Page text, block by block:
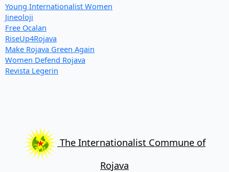
Young Internationalist Women
Jineoloji
Free Ocalan
RiseUp4Rojava
Make Rojava Green Again
Women Defend Rojava
Revista Legerin
The Internationalist Commune of
Rojava